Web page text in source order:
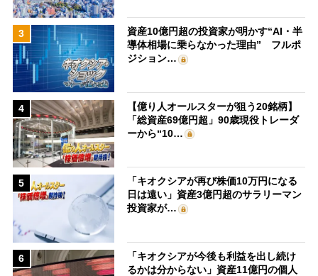
3
資産10億円超の投資家が明かす“AI・半
導体相場に乗らなかった理由” フルポ
ジション…
4
【億り人オールスターが狙う20銘柄】
「総資産69億円超」90歳現役トレーダ
ーから“10…
5
「キオクシアが再び株価10万円になる
日は遠い」資産3億円超のサラリーマン
投資家が…
6
「キオクシアが今後も利益を出し続け
るかは分からない」資産11億円の個人